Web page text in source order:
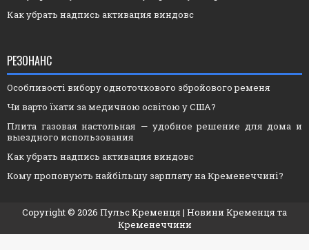
Как убрать надпись активация виндовс
РЕЗОНАНС
Особливості вибору одноточкового збройового ременя
Чи варто їхати за медичною освітою у США?
Плита газовая настольная — удобное решение для дома и
выездного использования
Как убрать надпись активация виндовс
Кому пропонують найбільшу зарплату на Кременеччині?
Copyright © 2026 Пульс Кременця | Новини Кременця та
Кременеччини